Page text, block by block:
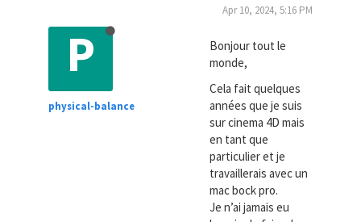
P
physical-balance
Apr 10, 2024, 5:16 PM
Bonjour tout le
monde,
Cela fait quelques
années que je suis
sur cinema 4D mais
en tant que
particulier et je
travaillerais avec un
mac bock pro.
Je n’ai jamais eu